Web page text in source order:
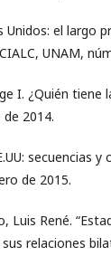
Unidos: el largo
UNAM,
I. ¿Quién tiene
2014.
secuencias
de 2015.
Luis René.
relaciones